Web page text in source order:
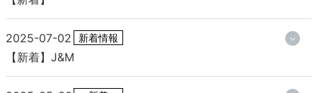
2025-07-02 新着情報
【新着】J&M